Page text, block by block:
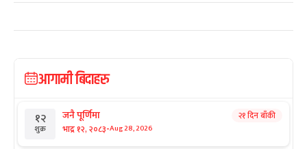
आगामी बिदाहरु
१२
शुक्र
जनै पूर्णिमा
भाद्र १२, २०८३-Aug 28, 2026
२१ दिन बाँकी